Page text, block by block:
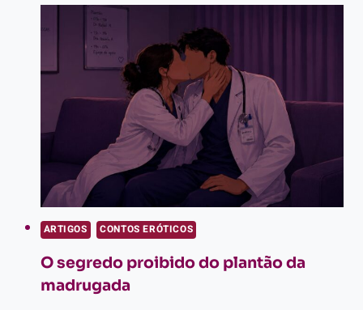
O
ENCONTRO
DE
APP
VIRA
BANQUETE
ARTIGOS CONTOS ERÓTICOS
O segredo proibido do plantão da
madrugada